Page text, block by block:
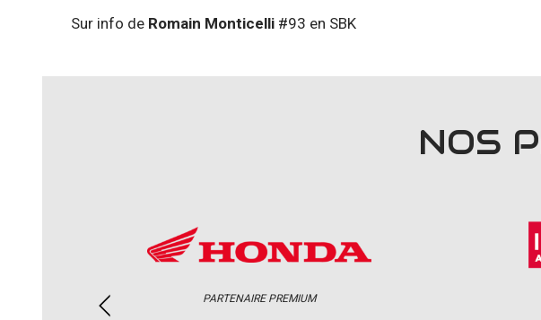
Sur info de Romain Monticelli #93 en SBK
NOS
PARTENAIRE PREMIUM